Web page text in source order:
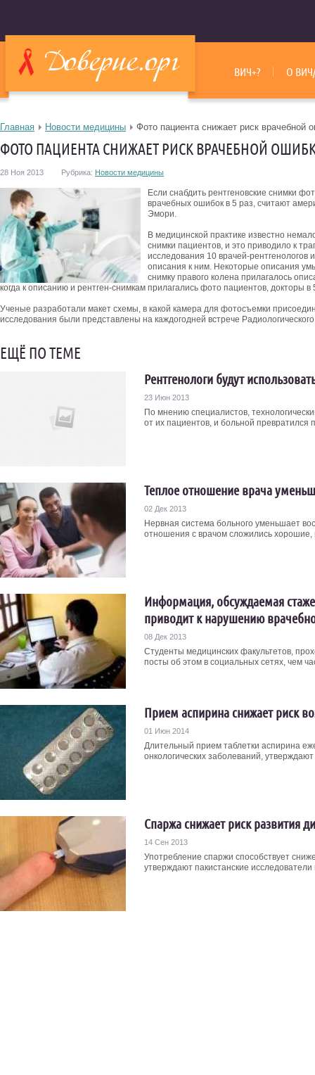
ВИЧ+? О
Главная Новости медицины Фото пациента снижает риск врачебной
ФОТО ПАЦИЕНТА СНИЖАЕТ РИСК ВРАЧЕБНОЙ
28 Ноя 2013 Рубрика: Новости медицины
Если снабдить рентгеновские снимки
врачебных ошибок в 5 раз, считают
Эмори.
В медицинской практике известно
снимки пациентов, и это приводило к
исследования 10 врачей-рентгенологов
описания к ним. Некоторые описания
снимку правого колена прилагалось
когда к описанию и рентген-снимкам прилагались фото пациентов, докторы
Ученые разработали макет схемы, в какой камера для фотосъемки
исследования были представлены на каждогодней встрече
ЕЩЁ ПО ТЕМЕ
Рентгенологи будут
23 Июн 2013
По мнению специалистов,
от их пациентов, и больной превратился
Теплое отношение врача
02 Дек 2013
Нервная система больного уменьшает
отношения с врачом сложились хорошие,
Информация, обсуждаемая
приводит к нарушению
08 Дек 2013
Студенты медицинских факультетов,
посты об этом в социальных сетях, чем
Прием аспирина снижает риск
01 Июн 2014
Длительный прием таблетки аспирина
онкологических заболеваний,
Спаржа снижает риск развития
14 Сен 2013
Употребление спаржи способствует
утверждают пакистанские